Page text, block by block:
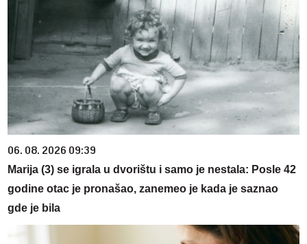
06. 08. 2026 09:39
Marija (3) se igrala u dvorištu i samo je nestala: Posle 42
godine otac je pronašao, zanemeo je kada je saznao
gde je bila